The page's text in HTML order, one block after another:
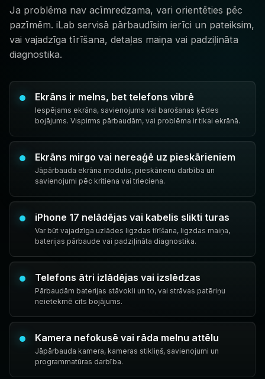
Ja problēma nav acīmredzama, vari orientēties pēc
pazīmēm. iLab servisā pārbaudīsim ierīci un pateiksim,
vai vajadzīga tīrīšana, detaļas maiņa vai padziļināta
diagnostika.
Ekrāns ir melns, bet telefons vibrē
Iespējams ekrāna, savienojuma vai barošanas ķēdes
bojājums. Vispirms pārbaudām, vai problēma ir tikai ekrānā.
Ekrāns mirgo vai nereaģē uz pieskārieniem
Jāpārbauda ekrāna modulis, pieskārienu darbība un
savienojumi pēc kritiena vai trieciena.
iPhone 17 nelādējas vai kabelis slikti turas
Var būt vajadzīga uzlādes ligzdas tīrīšana, ligzdas maiņa,
baterijas pārbaude vai padziļināta diagnostika.
Telefons ātri izlādējas vai izslēdzas
Pārbaudām baterijas stāvokli un to, vai strāvas patēriņu
neietekmē cits bojājums.
Kamera nefokusē vai rāda melnu attēlu
Jāpārbauda kamera, kameras stikliņš, savienojumi un
programmatūras darbība.